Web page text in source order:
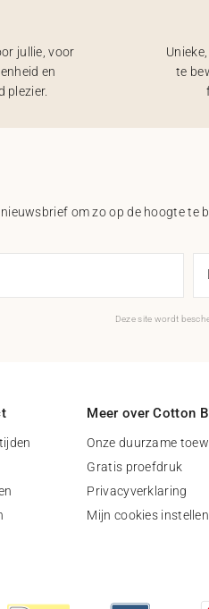
jullie, voor
en
plezier.
te
om zo op de hoogte
Deze site wordt
Meer over Cotton
Onze duurzame
Gratis proefdruk
Privacyverklaring
Mijn cookies instellen